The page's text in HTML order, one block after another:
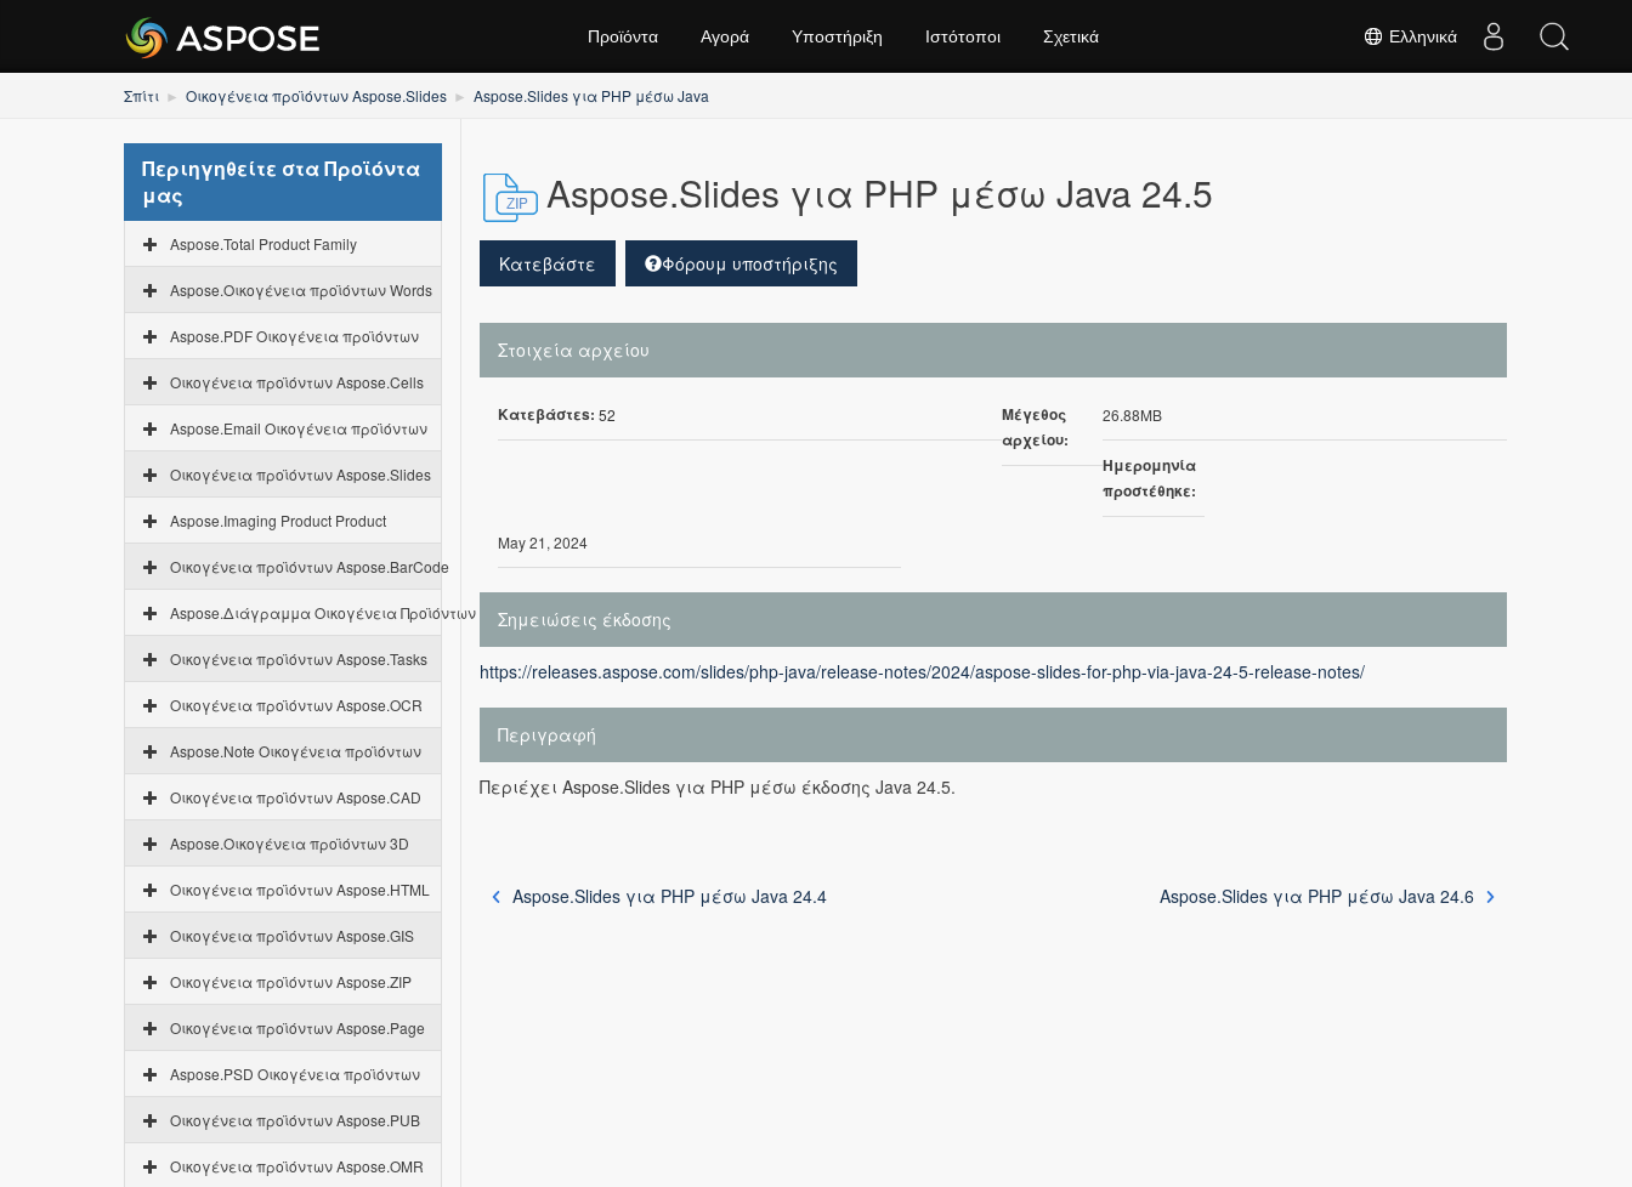
Ελληνικά
Προϊόντα Αγορά Υποστήριξη Ιστότοποι Σχετικά
Σπίτι Οικογένεια προϊόντων Aspose.Slides Aspose.Slides για PHP μέσω Java
Περιηγηθείτε στα Προϊόντα
μας
Aspose.Total Product Family
Aspose.Οικογένεια προϊόντων Words
Aspose.PDF Οικογένεια προϊόντων
Οικογένεια προϊόντων Aspose.Cells
Aspose.Email Οικογένεια προϊόντων
Οικογένεια προϊόντων Aspose.Slides
Aspose.Imaging Product Product
Οικογένεια προϊόντων Aspose.BarCode
Aspose.Διάγραμμα Οικογένεια Προϊόντων
Οικογένεια προϊόντων Aspose.Tasks
Οικογένεια προϊόντων Aspose.OCR
Aspose.Note Οικογένεια προϊόντων
Οικογένεια προϊόντων Aspose.CAD
Aspose.Οικογένεια προϊόντων 3D
Οικογένεια προϊόντων Aspose.HTML
Οικογένεια προϊόντων Aspose.GIS
Οικογένεια προϊόντων Aspose.ZIP
Οικογένεια προϊόντων Aspose.Page
Aspose.PSD Οικογένεια προϊόντων
Οικογένεια προϊόντων Aspose.PUB
Οικογένεια προϊόντων Aspose.OMR
Aspose.Slides για PHP μέσω Java 24.5
Κατεβάστε Φόρουμ υποστήριξης
Στοιχεία αρχείου
Κατεβάστεs: 52
Μέγεθος
αρχείου:
26.88MB
Ημερομηνία
προστέθηκε:
May 21, 2024
Σημειώσεις έκδοσης
https://releases.aspose.com/slides/php-java/release-notes/2024/aspose-slides-for-php-via-java-24-5-release-notes/
Περιγραφή
Περιέχει Aspose.Slides για PHP μέσω έκδοσης Java 24.5.
Aspose.Slides για PHP μέσω Java 24.4 Aspose.Slides για PHP μέσω Java 24.6